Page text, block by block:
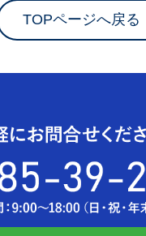
TOPページへ戻る